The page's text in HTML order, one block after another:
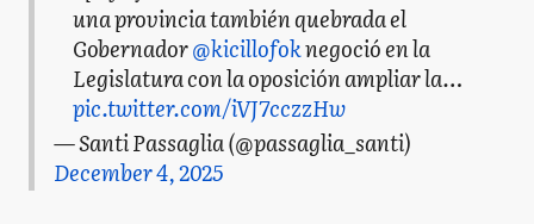
una provincia también quebrada el
Gobernador@kicillofoknegoció en la
Legislatura con la oposición ampliar la…
pic.twitter.com/iVJ7cczzHw
— Santi Passaglia (@passaglia_santi)
December 4, 2025